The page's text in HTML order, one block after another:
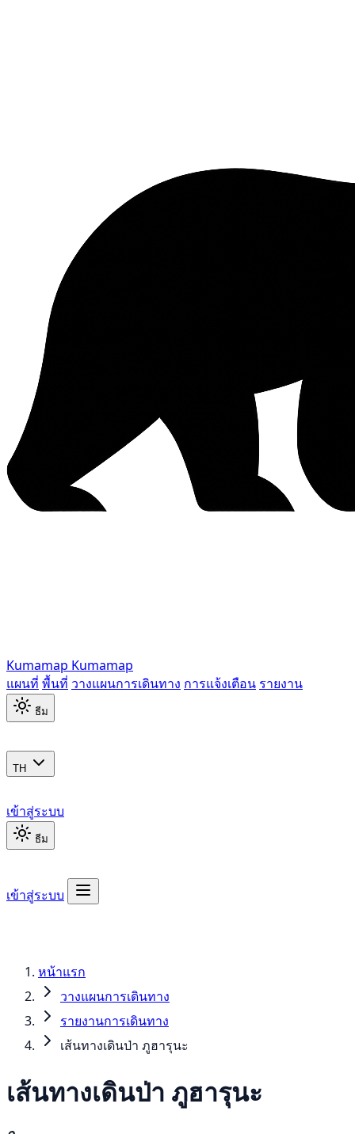
Kumamap Kumamap
แผนที่ พื้นที่ วางแผนการเดินทาง การแจ้งเตือน รายงาน
ธีม
TH
เข้าสู่ระบบ
ธีม
เข้าสู่ระบบ
หน้าแรก
วางแผนการเดินทาง
รายงานการเดินทาง
เส้นทางเดินป่า ภูฮารุนะ
เส้นทางเดินป่า ภูฮารุนะ